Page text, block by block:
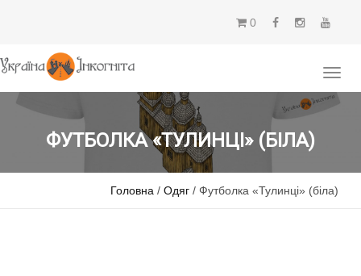
0
ФУТБОЛКА «ТУЛИНЦІ» (БІЛА)
Головна / Одяг / Футболка «Тулинці» (біла)